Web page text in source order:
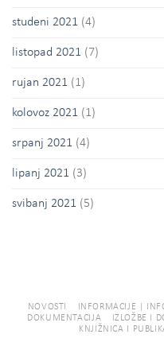
studeni 2021 (4)
listopad 2021 (7)
rujan 2021 (1)
kolovoz 2021 (1)
srpanj 2021 (4)
lipanj 2021 (3)
svibanj 2021 (5)
NOVOSTI INFORMACIJE |
DOKUMENTACIJA
IZLOŽBE I
KNJIŽNICA I